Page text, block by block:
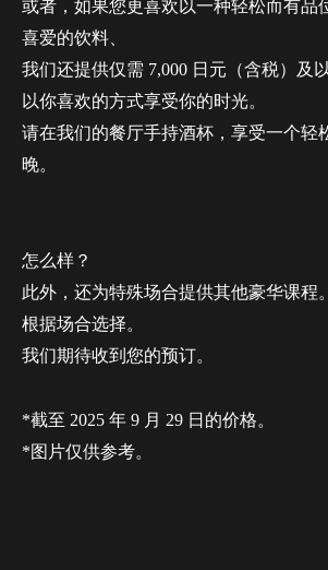
或者，如果您更喜欢以一种轻松而有品
喜爱的饮料、
我们还提供仅需 7,000 日元（含税）及
以你喜欢的方式享受你的时光。
请在我们的餐厅手持酒杯，享受一个轻
晚。
怎么样？
此外，还为特殊场合提供其他豪华课程。
根据场合选择。
我们期待收到您的预订。
*截至 2025 年 9 月 29 日的价格。
*图片仅供参考。